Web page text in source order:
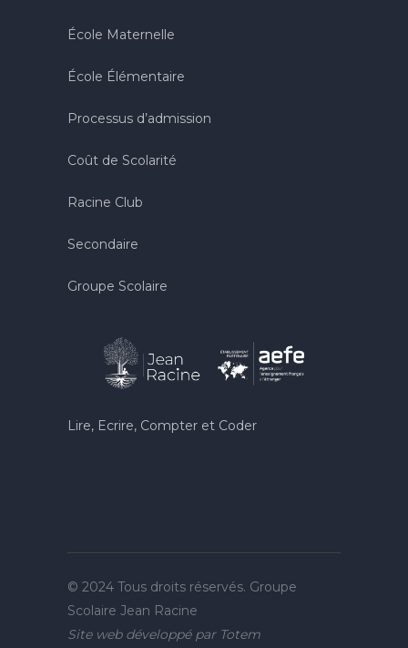
École Maternelle
École Élémentaire
Processus d’admission
Coût de Scolarité
Racine Club
Secondaire
Groupe Scolaire
Lire, Ecrire, Compter et Coder
© 2024 Tous droits réservés. Groupe
Scolaire Jean Racine
Site web développé par Totem